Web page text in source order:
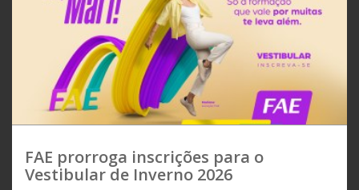
FAE prorroga inscrições para o
Vestibular de Inverno 2026